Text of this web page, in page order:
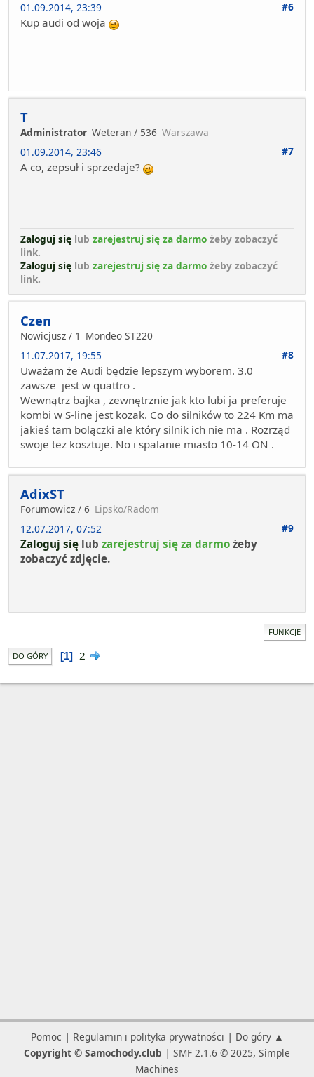
01.09.2014, 23:39
#6
Kup audi od woja
T
Administrator Weteran / 536 Warszawa
01.09.2014, 23:46
#7
A co, zepsuł i sprzedaje?
Zaloguj się lub zarejestruj się za darmo żeby zobaczyć
link.
Zaloguj się lub zarejestruj się za darmo żeby zobaczyć
link.
Czen
Nowicjusz / 1 Mondeo ST220
11.07.2017, 19:55
#8
Uważam że Audi będzie lepszym wyborem. 3.0
zawsze jest w quattro .
Wewnątrz bajka , zewnętrznie jak kto lubi ja preferuje
kombi w S-line jest kozak. Co do silników to 224 Km ma
jakieś tam bolączki ale który silnik ich nie ma . Rozrząd
swoje też kosztuje. No i spalanie miasto 10-14 ON .
AdixST
Forumowicz / 6 Lipsko/Radom
12.07.2017, 07:52
#9
Zaloguj się lub zarejestruj się za darmo żeby
zobaczyć zdjęcie.
FUNKCJE
DO GÓRY 1 2
Pomoc | Regulamin i polityka prywatności | Do góry ▲
Copyright © Samochody.club | SMF 2.1.6 © 2025, Simple
Machines